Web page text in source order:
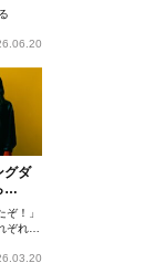
グダ
竜
ビュ
ぞ！」
ぞれの
自分の音を鳴らせ。